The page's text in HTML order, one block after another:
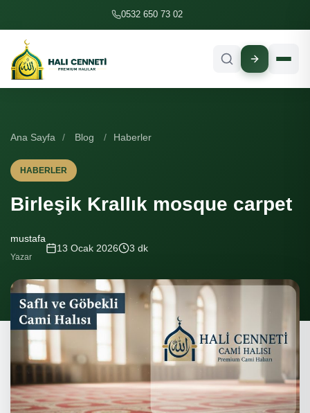
0532 650 73 02
Ana Sayfa / Blog / Haberler
HABERLER
Birleşik Krallık mosque carpet
mustafa
Yazar
13 Ocak 2026 3 dk